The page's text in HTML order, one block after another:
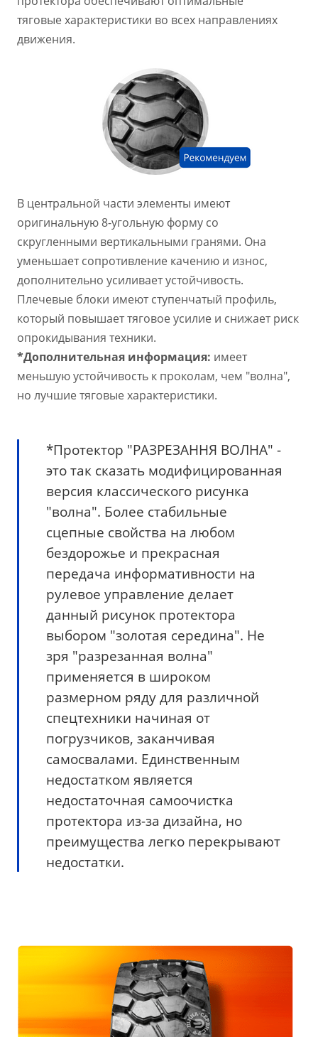
тяговыехарактеристики во всех направлениях
движения.
В центральной части элементы имеют
оригинальную 8-угольную форму со
скругленными вертикальными гранями. Она
уменьшает сопротивление качению и износ,
дополнительно усиливает устойчивость.
Плечевые блоки имеют ступенчатый профиль,
который повышает тяговое усилие и снижает риск
опрокидывания техники.
*Дополнительная информация: имеет
меньшую устойчивость к проколам, чем "волна",
но лучшие тяговые характеристики.
*Протектор "РАЗРЕЗАННЯ ВОЛНА" -
это так сказать модифицированная
версия классического рисунка
"волна". Более стабильные
сцепные свойства на любом
бездорожье и прекрасная
передача информативности на
рулевое управление делает
данный рисунок протектора
выбором "золотая середина". Не
зря "разрезанная волна"
применяется в широком
размерном ряду для различной
спецтехники начиная от
погрузчиков, заканчивая
самосвалами. Единственным
недостатком является
недостаточная самоочистка
протектора из-за дизайна, но
преимущества легко перекрывают
недостатки.